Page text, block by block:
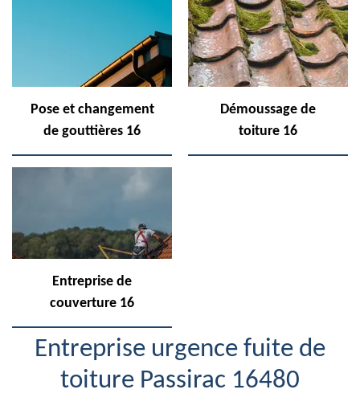
Pose et changement
de gouttières 16
Démoussage de
toiture 16
Entreprise de
couverture 16
Entreprise urgence fuite de
toiture Passirac 16480